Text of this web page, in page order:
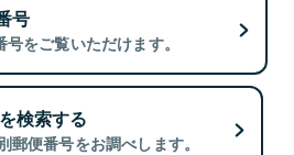
号
をご覧いただけます。
検索する
郵便番号をお調べします。